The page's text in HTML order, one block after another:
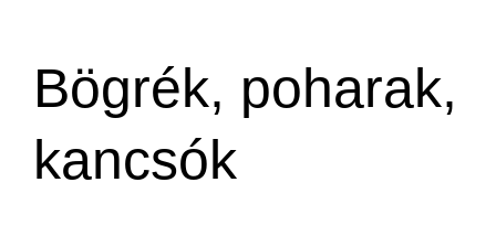
Bögrék, poharak,
kancsók